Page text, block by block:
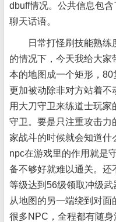
dbuff情况。公共信息包
聊天话语。
日常打怪刷技能熟练
的情况下，今天我给大家
本的地图成一个矩形，
更加被动除非对方站着不
用大刀守卫来练道士玩
守卫。要是只注重攻击力
家战斗的时候就会知道什
npc在游戏里的作用就是
备不够好就难以通关。还
等级达到56级领取冲级
从地图的另一端绕到对
很多NPC，全程都有随身